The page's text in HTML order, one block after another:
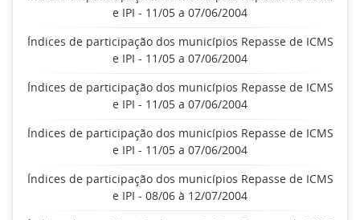
e IPI - 11/05 a 07/06/2004
Índices de participação dos municípios Repasse de ICMS
e IPI - 11/05 a 07/06/2004
Índices de participação dos municípios Repasse de ICMS
e IPI - 11/05 a 07/06/2004
Índices de participação dos municípios Repasse de ICMS
e IPI - 11/05 a 07/06/2004
Índices de participação dos municípios Repasse de ICMS
e IPI - 08/06 à 12/07/2004